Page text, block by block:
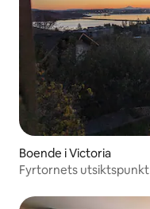
Boende i Victoria
Fyrtornets utsiktspunkt